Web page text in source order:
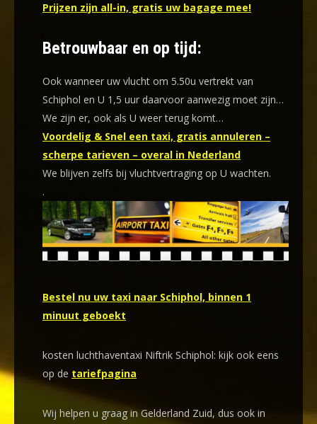
Prijzen zijn all-in, gratis uw bagage mee!
Betrouwbaar en op tijd:
Ook wanneer uw vlucht om 5.50u vertrekt van
Schiphol en U 1,5 uur daarvoor aanwezig moet zijn…
We zijn er, ook als U weer terug komt…
Voordelig & Snel een taxi, gratis annuleren –
scherpe tarieven – overal in Nederland
We blijven zelfs bij vluchtvertraging op U wachten.
.
Bestel nu uw taxi naar Schiphol, binnen 1
minuut geboekt
kosten luchthaventaxi Niftrik Schiphol: kijk ook eens
op de tariefpagina
Wij helpen u graag in Gelderland Zuid, dus ook in